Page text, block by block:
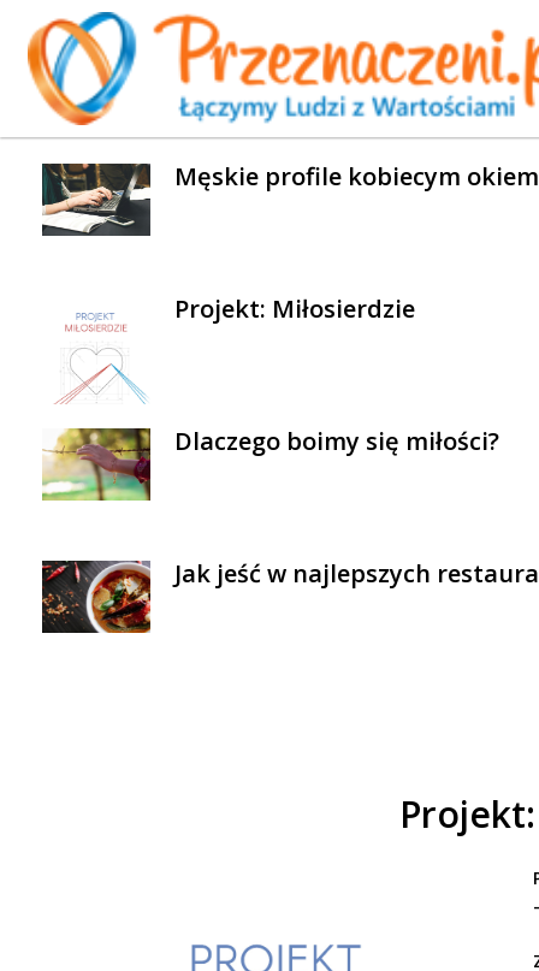
WYBRANE AKTUALNOŚCI
Męskie profile kobiecym okiem
Projekt: Miłosierdzie
Dlaczego boimy się miłości?
Jak jeść w najlepszych